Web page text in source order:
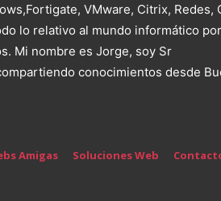
VMware, Citrix, Redes,
lo relativo al mundo informático
Mi nombre es Jorge, soy Sr
conocimientos desde
Amigas Soluciones Web